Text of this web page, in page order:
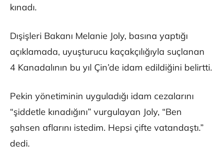
kınadı.
Dışişleri Bakanı Melanie Joly, basına yaptığı
açıklamada, uyuşturucu kaçakçılığıyla suçlanan
4 Kanadalının bu yıl Çin’de idam edildiğini belirtti.
Pekin yönetiminin uyguladığı idam cezalarını
“şiddetle kınadığını” vurgulayan Joly, “Ben
şahsen aflarını istedim. Hepsi çifte vatandaştı.”
dedi.